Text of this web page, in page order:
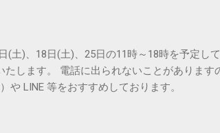
(土)、18日(土)、25日の11時～18時を予定し
たします。 電話に出られないことがあります
や LINE 等をおすすめしております。